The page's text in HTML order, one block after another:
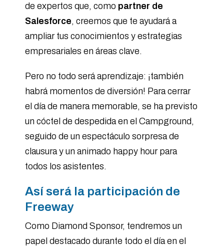
de expertos que, como partner de
Salesforce, creemos que te ayudará a
ampliar tus conocimientos y estrategias
empresariales en áreas clave.
Pero no todo será aprendizaje: ¡también
habrá momentos de diversión! Para cerrar
el día de manera memorable, se ha previsto
un cóctel de despedida en el Campground,
seguido de un espectáculo sorpresa de
clausura y un animado happy hour para
todos los asistentes.
Así será la participación de
Freeway
Como Diamond Sponsor, tendremos un
papel destacado durante todo el día en el